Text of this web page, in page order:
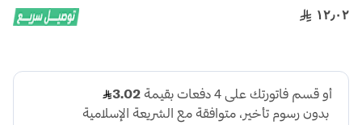
١٢٫٠٢